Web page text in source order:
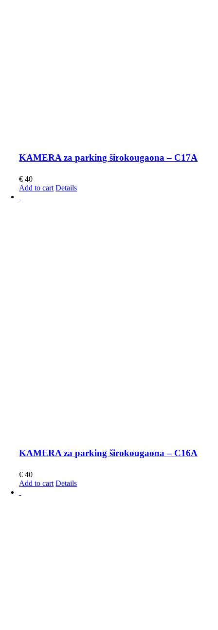
KAMERA za parking širokougaona – C17A
€ 40
Add to cart Details
KAMERA za parking širokougaona – C16A
€ 40
Add to cart Details